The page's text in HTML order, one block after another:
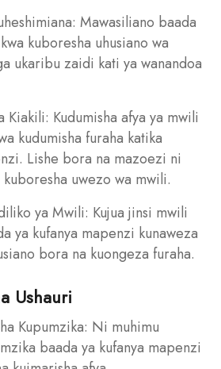
Mawasiliano baada
kuboresha uhusiano wa
ukaribu zaidi kati ya wanandoa
Kiakili: Kudumisha afya ya mwili
kudumisha furaha katika
Lishe bora na mazoezi ni
uwezo wa mwili.
ya Mwili: Kujua jinsi mwili
ya kufanya mapenzi kunaweza
bora na kuongeza furaha.
Ushauri
Kupumzika: Ni muhimu
baada ya kufanya mapenzi